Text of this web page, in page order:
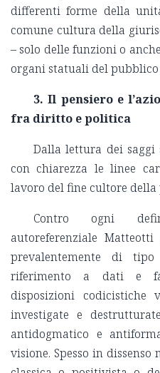
differenti forme della
comune cultura della
– solo delle funzioni o
organi statuali del
3. Il pensiero e
fra diritto e politica
Dalla lettura dei
con chiarezza le linee
lavoro del fine cultore della
Contro ogni
autoreferenziale
prevalentemente di
riferimento a dati e
disposizioni
investigate e
antidogmatico e
visione. Spesso in